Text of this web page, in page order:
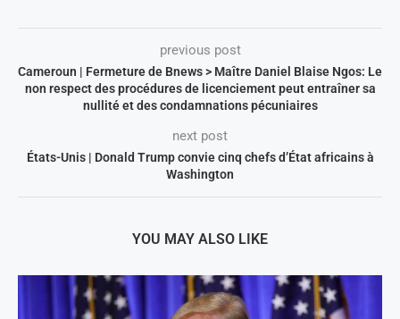
previous post
Cameroun | Fermeture de Bnews > Maître Daniel Blaise Ngos: Le
non respect des procédures de licenciement peut entraîner sa
nullité et des condamnations pécuniaires
next post
États-Unis | Donald Trump convie cinq chefs d’État africains à
Washington
YOU MAY ALSO LIKE